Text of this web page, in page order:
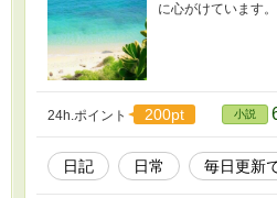
に心がけています
24h.ポイント 200pt 小説
日記 日常 毎日更新